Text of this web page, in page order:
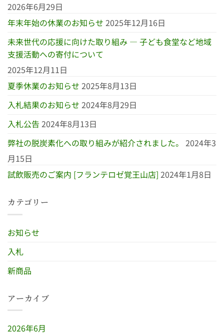
2026年6月29日
年末年始の休業のお知らせ 2025年12月16日
未来世代の応援に向けた取り組み ― 子ども食堂など地域
支援活動への寄付について
2025年12月11日
夏季休業のお知らせ 2025年8月13日
入札結果のお知らせ 2024年8月29日
入札公告 2024年8月13日
弊社の脱炭素化への取り組みが紹介されました。 2024年3
月15日
試飲販売のご案内 [フランテロゼ覚王山店] 2024年1月8日
カテゴリー
お知らせ
入札
新商品
アーカイブ
2026年6月